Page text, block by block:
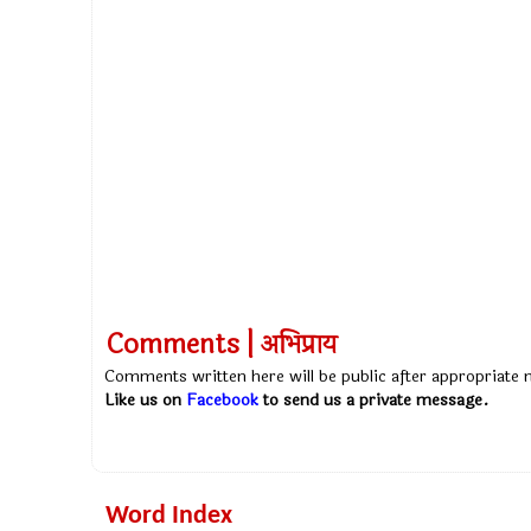
Comments | अभिप्राय
Comments written here will be public after appropriate
Like us on Facebookto send us a private message.
Word Index